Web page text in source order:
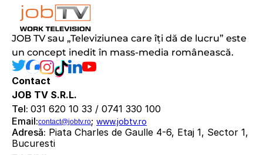
JOB TV sau „Televiziunea care îți dă de lucru” este
un concept inedit în mass-media românească.
Contact
JOB TV S.R.L.
Tel: 031 620 10 33 / 0741 330 100
Email:contact@jobtv.ro; www.jobtv.ro
Adresă: Piata Charles de Gaulle 4-6, Etaj 1, Sector 1,
Bucuresti